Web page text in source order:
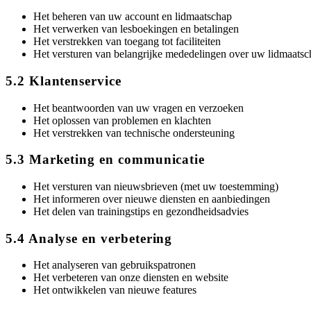
Het beheren van uw account en lidmaatschap
Het verwerken van lesboekingen en betalingen
Het verstrekken van toegang tot faciliteiten
Het versturen van belangrijke mededelingen over uw
5.2 Klantenservice
Het beantwoorden van uw vragen en verzoeken
Het oplossen van problemen en klachten
Het verstrekken van technische ondersteuning
5.3 Marketing en communicatie
Het versturen van nieuwsbrieven (met uw toestemming)
Het informeren over nieuwe diensten en aanbiedingen
Het delen van trainingstips en gezondheidsadvies
5.4 Analyse en verbetering
Het analyseren van gebruikspatronen
Het verbeteren van onze diensten en website
Het ontwikkelen van nieuwe features